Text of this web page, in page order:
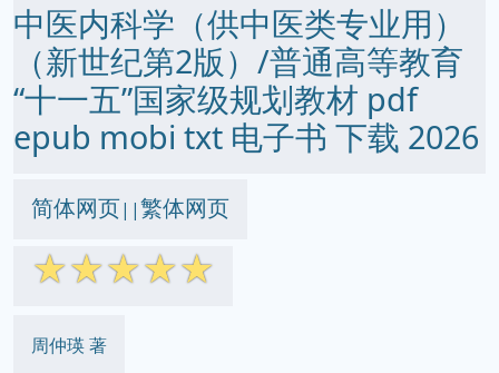
中医内科学（供中医类专业用）
（新世纪第2版）/普通高等教育
“十一五”国家级规划教材 pdf
epub mobi txt 电子书 下载 2026
简体网页||繁体网页
☆☆☆☆☆
周仲瑛 著